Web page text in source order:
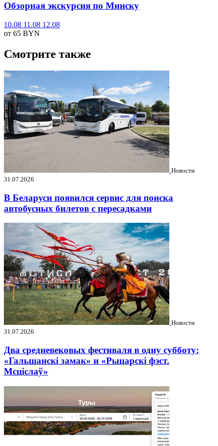
Обзорная экскурсия по Минску
10.08 11.08 12.08
от 65 BYN
Смотрите также
Новости
31.07.2026
В Беларуси появился сервис для поиска
автобусных билетов с пересадками
Новости
31.07.2026
Два средневековых фестиваля в одну субботу:
«Гальшанскі замак» и «Рыцарскі фэст.
Мсціслаў»